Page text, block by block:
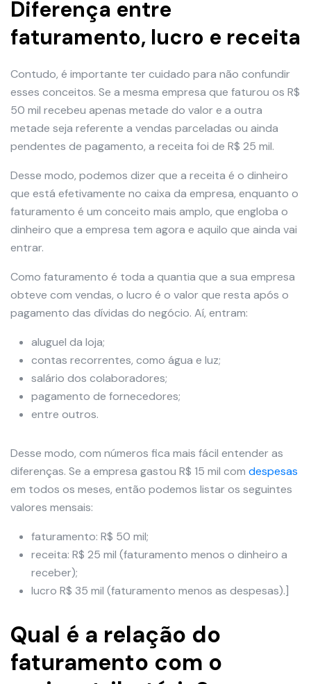
Diferença entre
faturamento, lucro e receita
Contudo, é importante ter cuidado para não confundir
esses conceitos. Se a mesma empresa que faturou os R$
50 mil recebeu apenas metade do valor e a outra
metade seja referente a vendas parceladas ou ainda
pendentes de pagamento, a receita foi de R$ 25 mil.
Desse modo, podemos dizer que a receita é o dinheiro
que está efetivamente no caixa da empresa, enquanto o
faturamento é um conceito mais amplo, que engloba o
dinheiro que a empresa tem agora e aquilo que ainda vai
entrar.
Como faturamento é toda a quantia que a sua empresa
obteve com vendas, o lucro é o valor que resta após o
pagamento das dívidas do negócio. Aí, entram:
aluguel da loja;
contas recorrentes, como água e luz;
salário dos colaboradores;
pagamento de fornecedores;
entre outros.
Desse modo, com números fica mais fácil entender as
diferenças. Se a empresa gastou R$ 15 mil com despesas
em todos os meses, então podemos listar os seguintes
valores mensais:
faturamento: R$ 50 mil;
receita: R$ 25 mil (faturamento menos o dinheiro a
receber);
lucro R$ 35 mil (faturamento menos as despesas).]
Qual é a relação do
faturamento com o